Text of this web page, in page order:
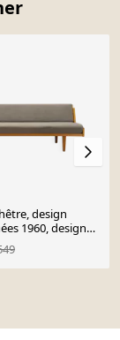
design
1960, designer
: Getama